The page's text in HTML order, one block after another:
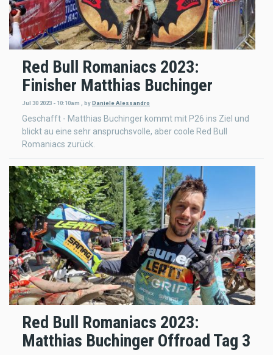
Red Bull Romaniacs 2023:
Finisher Matthias Buchinger
Jul 30 2023 - 10:10am byDaniele Alessandro
Geschafft - Matthias Buchinger kommt mit P26 ins Ziel und
blickt au eine sehr anspruchsvolle, aber coole Red Bull
Romaniacs zurück.
Red Bull Romaniacs 2023:
Matthias Buchinger Offroad Tag 3